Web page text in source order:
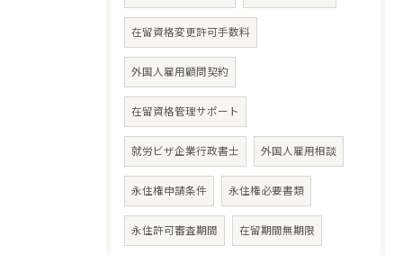
在留資格変更許可手数料
外国人雇用顧問契約
在留資格管理サポート
就労ビザ企業行政書士 外国人雇用相談
永住権申請条件 永住権必要書類
永住許可審査期間 在留期間無期限